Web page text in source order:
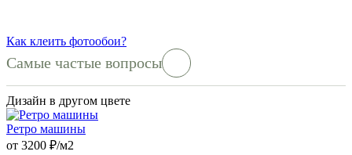
Как клеить фотообои?
Самые частые вопросы
Дизайн в другом цвете
Ретро машины
от 3200 ₽/м2